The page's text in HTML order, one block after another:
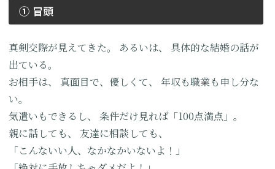
① 冒頭
真剣交際が見えてきた。 あるいは、
具体的な結婚の話が
出ている。
お相手は、
真面目で、優しくて、
年収も職業も申し分な
い。
気遣いもできるし、
条件だけ見れば「100点満点」。
親に話しても、
友達に相談しても、
「こんないい人、なかなかいないよ！」